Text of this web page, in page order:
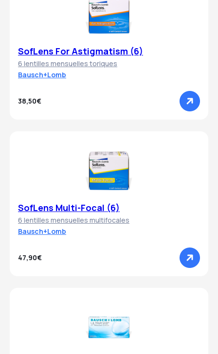
SofLens For Astigmatism (6)
6 lentilles mensuelles toriques
Bausch+Lomb
38,50€
SofLens Multi-Focal (6)
6 lentilles mensuelles multifocales
Bausch+Lomb
47,90€